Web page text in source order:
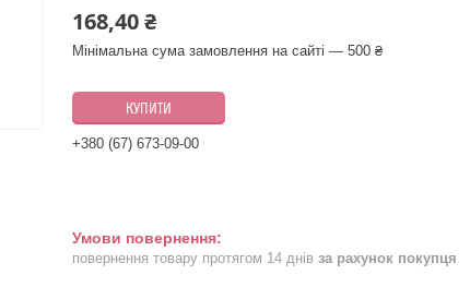
168,40 ₴
Мінімальна сума замовлення на сайті — 500 ₴
КУПИТИ
+380 (67) 673-09-00
повернення товару протягом 14 днів за рахунок покупця